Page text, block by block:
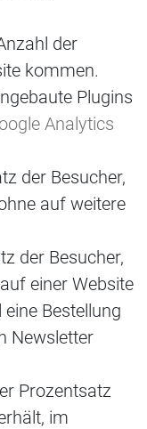
der
kommen.
Plugins
Analytics
der Besucher,
auf weitere
der Besucher,
einer Website
Bestellung
Newsletter
Prozentsatz
im